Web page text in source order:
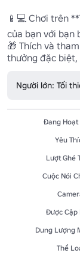
📱💻 Chơi trên
của bạn với bạn
🎁 Thích và
thưởng đặc biệt,
Người lớn: Tối
Đang
Yêu
Lượt Ghé
Cuộc Nói
Được Cập
Dung Lượng
Thể